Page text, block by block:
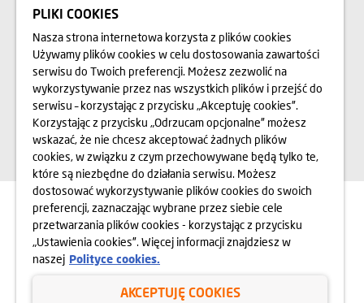
Polityka prywatności
Regulamin serwisu internetowego
Cookies
Komunikat Bezpieczeństwa
Copyright © Dom Development 2025
PLIKI COOKIES
Nasza strona internetowa korzysta z plików cookies
Używamy plików cookies w celu dostosowania zawartości
serwisu do Twoich preferencji. Możesz zezwolić na
wykorzystywanie przez nas wszystkich plików i przejść do
serwisu – korzystając z przycisku „Akceptuję cookies”.
Korzystając z przycisku „Odrzucam opcjonalne” możesz
wskazać, że nie chcesz akceptować żadnych plików
cookies, w związku z czym przechowywane będą tylko te,
które są niezbędne do działania serwisu. Możesz
dostosować wykorzystywanie plików cookies do swoich
preferencji, zaznaczając wybrane przez siebie cele
przetwarzania plików cookies - korzystając z przycisku
„Ustawienia cookies”. Więcej informacji znajdziesz w
naszej Polityce cookies.
AKCEPTUJĘ COOKIES